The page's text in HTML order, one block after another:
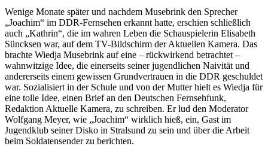
Wenige Monate später und nachdem Musebrink den Sprecher
„Joachim“ im DDR-Fernsehen erkannt hatte, erschien schließlich
auch „Kathrin“, die im wahren Leben die Schauspielerin Elisabeth
Süncksen war, auf dem TV-Bildschirm der Aktuellen Kamera. Das
brachte Wiedja Musebrink auf eine – rückwirkend betrachtet –
wahnwitzige Idee, die einerseits seiner jugendlichen Naivität und
andererseits einem gewissen Grundvertrauen in die DDR geschuldet
war. Sozialisiert in der Schule und von der Mutter hielt es Wiedja für
eine tolle Idee, einen Brief an den Deutschen Fernsehfunk,
Redaktion Aktuelle Kamera, zu schreiben. Er lud den Moderator
Wolfgang Meyer, wie „Joachim“ wirklich hieß, ein, Gast im
Jugendklub seiner Disko in Stralsund zu sein und über die Arbeit
beim Soldatensender zu berichten.